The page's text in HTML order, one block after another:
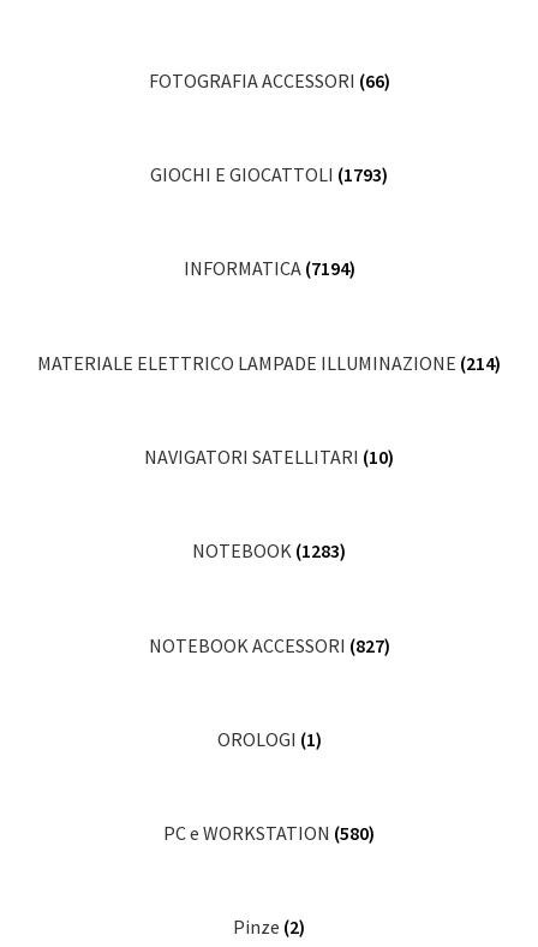
FOTOGRAFIA ACCESSORI (66)
GIOCHI E GIOCATTOLI (1793)
INFORMATICA (7194)
MATERIALE ELETTRICO LAMPADE ILLUMINAZIONE (214)
NAVIGATORI SATELLITARI (10)
NOTEBOOK (1283)
NOTEBOOK ACCESSORI (827)
OROLOGI (1)
PC e WORKSTATION (580)
Pinze (2)